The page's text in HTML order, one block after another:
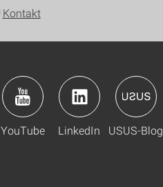
Kontakt
YouTube LinkedIn USUS-Blog